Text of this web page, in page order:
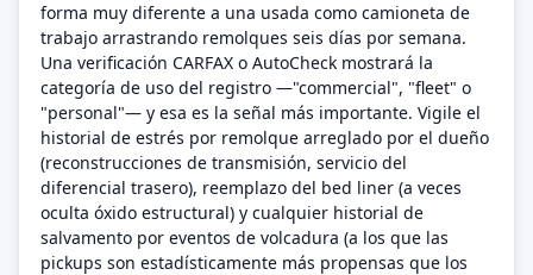
forma muy diferente a una usada como camioneta de
trabajo arrastrando remolques seis días por semana.
Una verificación CARFAX o AutoCheck mostrará la
categoría de uso del registro —"commercial", "fleet" o
"personal"— y esa es la señal más importante. Vigile el
historial de estrés por remolque arreglado por el dueño
(reconstrucciones de transmisión, servicio del
diferencial trasero), reemplazo del bed liner (a veces
oculta óxido estructural) y cualquier historial de
salvamento por eventos de volcadura (a los que las
pickups son estadísticamente más propensas que los